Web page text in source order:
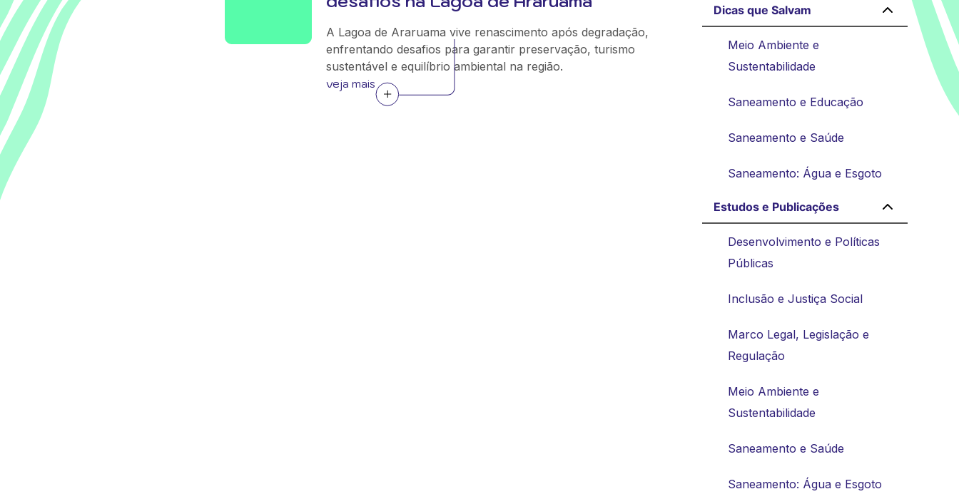
A Lagoa de Araruama vive renascimento após degradação,
enfrentando desafios para garantir preservação, turismo
sustentável e equilíbrio ambiental na região.
veja mais
Dicas que Salvam
Meio Ambiente e
Sustentabilidade
Saneamento e Educação
Saneamento e Saúde
Saneamento: Água e Esgoto
Estudos e Publicações
Desenvolvimento e Políticas
Públicas
Inclusão e Justiça Social
Marco Legal, Legislação e
Regulação
Meio Ambiente e
Sustentabilidade
Saneamento e Saúde
Saneamento: Água e Esgoto